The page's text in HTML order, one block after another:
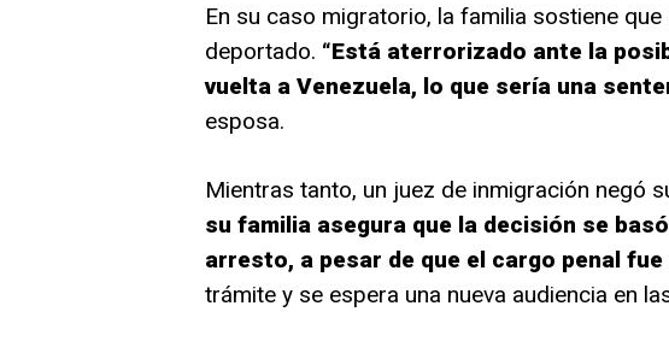
En su caso migratorio, la familia sostiene
deportado. “Está aterrorizado ante la
vuelta a Venezuela, lo que sería una
esposa.
Mientras tanto, un juez de inmigración negó
su familia asegura que la decisión se
arresto, a pesar de que el cargo penal
trámite y se espera una nueva audiencia en